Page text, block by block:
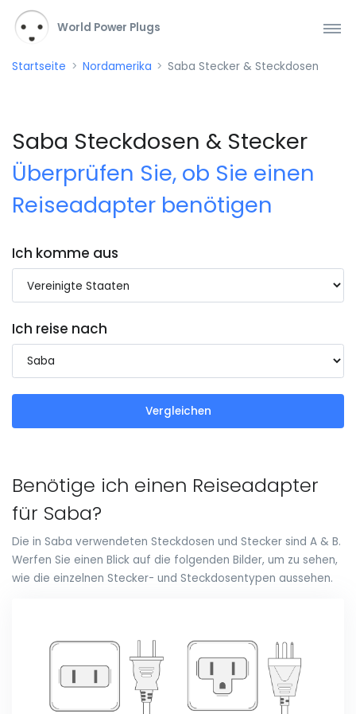
World Power Plugs
Startseite Nordamerika Saba Stecker & Steckdosen
Saba Steckdosen & Stecker
Überprüfen Sie, ob Sie einen
Reiseadapter benötigen
Ich komme aus
Ich reise nach
Vergleichen
Benötige ich einen Reiseadapter
für Saba?
Die in Saba verwendeten Steckdosen und Stecker sind A & B.
Werfen Sie einen Blick auf die folgenden Bilder, um zu sehen,
wie die einzelnen Stecker- und Steckdosentypen aussehen.